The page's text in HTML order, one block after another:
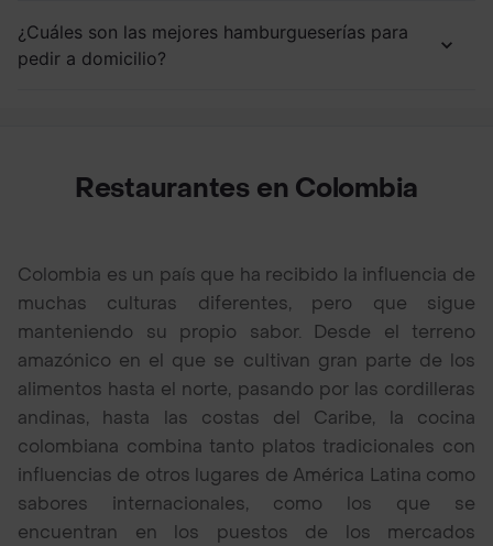
¿Cuáles son las mejores hamburgueserías para
pedir a domicilio?
Restaurantes en Colombia
Colombia es un país que ha recibido la influencia de
muchas culturas diferentes, pero que sigue
manteniendo su propio sabor. Desde el terreno
amazónico en el que se cultivan gran parte de los
alimentos hasta el norte, pasando por las cordilleras
andinas, hasta las costas del Caribe, la cocina
colombiana combina tanto platos tradicionales con
influencias de otros lugares de América Latina como
sabores internacionales, como los que se
encuentran en los puestos de los mercados